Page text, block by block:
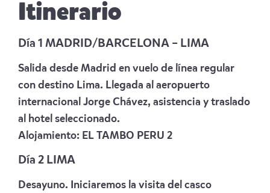
Itinerario
Día 1 MADRID/BARCELONA – LIMA
Salida desde Madrid en vuelo de línea regular
con destino Lima. Llegada al aeropuerto
internacional Jorge Chávez, asistencia y traslado
al hotel seleccionado.
Alojamiento: EL TAMBO PERU 2
Día 2 LIMA
Desayuno. Iniciaremos la visita del casco